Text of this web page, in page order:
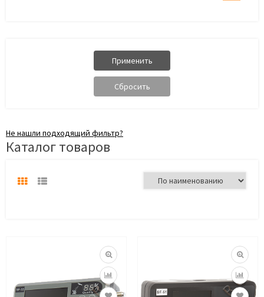
Не нашли подходящий фильтр?
Каталог товаров